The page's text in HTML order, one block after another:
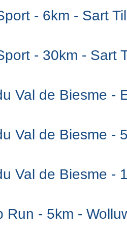
- 6km - Sart
- 30km - Sart
Val de Biesme -
Val de Biesme -
Val de Biesme -
Run - 5km -